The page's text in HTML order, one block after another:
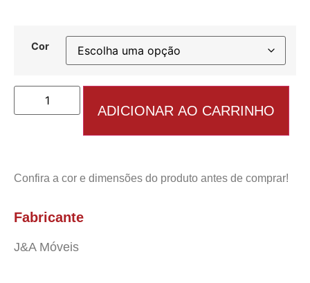
Cor
ADICIONAR AO CARRINHO
Confira a cor e dimensões do produto antes de comprar!
Fabricante
J&A Móveis